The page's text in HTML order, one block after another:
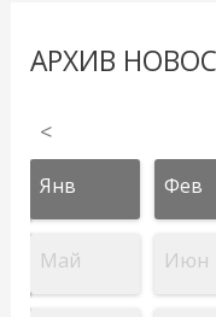
АРХИВ
<
Янв Фев
Май Июн